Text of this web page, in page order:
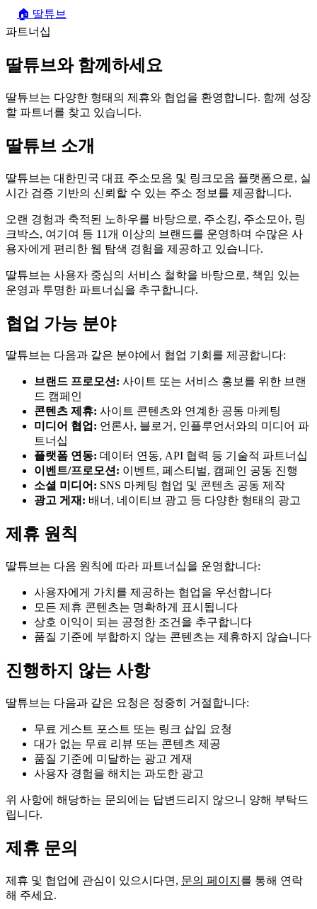
🏠 딸튜브
파트너십
딸튜브와 함께하세요
딸튜브는 다양한 형태의 제휴와 협업을 환영합니다. 함께 성장
할 파트너를 찾고 있습니다.
딸튜브 소개
딸튜브는 대한민국 대표 주소모음 및 링크모음 플랫폼으로, 실
시간 검증 기반의 신뢰할 수 있는 주소 정보를 제공합니다.
오랜 경험과 축적된 노하우를 바탕으로, 주소킹, 주소모아, 링
크박스, 여기여 등 11개 이상의 브랜드를 운영하며 수많은 사
용자에게 편리한 웹 탐색 경험을 제공하고 있습니다.
딸튜브는 사용자 중심의 서비스 철학을 바탕으로, 책임 있는
운영과 투명한 파트너십을 추구합니다.
협업 가능 분야
딸튜브는 다음과 같은 분야에서 협업 기회를 제공합니다:
브랜드 프로모션: 사이트 또는 서비스 홍보를 위한 브랜
드 캠페인
콘텐츠 제휴: 사이트 콘텐츠와 연계한 공동 마케팅
미디어 협업: 언론사, 블로거, 인플루언서와의 미디어 파
트너십
플랫폼 연동: 데이터 연동, API 협력 등 기술적 파트너십
이벤트/프로모션: 이벤트, 페스티벌, 캠페인 공동 진행
소셜 미디어: SNS 마케팅 협업 및 콘텐츠 공동 제작
광고 게재: 배너, 네이티브 광고 등 다양한 형태의 광고
제휴 원칙
딸튜브는 다음 원칙에 따라 파트너십을 운영합니다:
사용자에게 가치를 제공하는 협업을 우선합니다
모든 제휴 콘텐츠는 명확하게 표시됩니다
상호 이익이 되는 공정한 조건을 추구합니다
품질 기준에 부합하지 않는 콘텐츠는 제휴하지 않습니다
진행하지 않는 사항
딸튜브는 다음과 같은 요청은 정중히 거절합니다:
무료 게스트 포스트 또는 링크 삽입 요청
대가 없는 무료 리뷰 또는 콘텐츠 제공
품질 기준에 미달하는 광고 게재
사용자 경험을 해치는 과도한 광고
위 사항에 해당하는 문의에는 답변드리지 않으니 양해 부탁드
립니다.
제휴 문의
제휴 및 협업에 관심이 있으시다면, 문의 페이지 를 통해 연락
해 주세요.